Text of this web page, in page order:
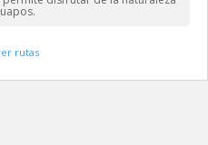
Ir a ver rutas